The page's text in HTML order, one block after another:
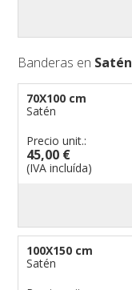
Banderas en Satén
70X100 cm
Satén
Precio unit.:
45,00 €
(IVA incluída)
100X150 cm
Satén